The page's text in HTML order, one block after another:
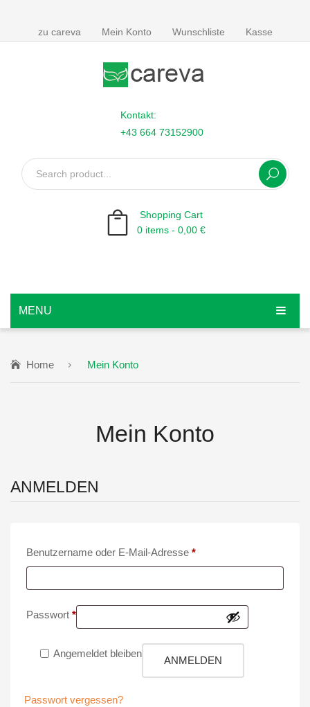
zu careva Mein Konto Wunschliste Kasse
Kontakt:
+43 664 73152900
Shopping Cart
0 items - 0,00 €
MENU
NAHRUNGSERGÄNZUNG
TTM
Home Mein Konto
Mein Konto
ANMELDEN
Benutzername oder E-Mail-Adresse *Erforderlich
Passwort *Erforderlich
Angemeldet bleiben
ANMELDEN
Passwort vergessen?